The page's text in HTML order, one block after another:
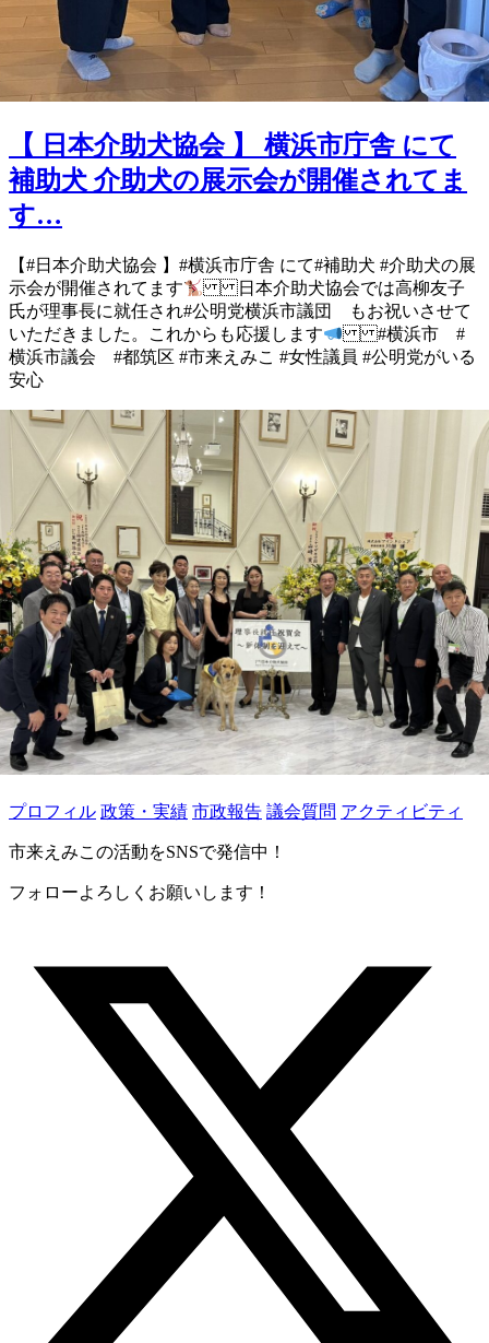
【 日本介助犬協会 】 横浜市庁舎 にて
補助犬 介助犬の展示会が開催されてま
す…
【#日本介助犬協会 】 #横浜市庁舎 にて #補助犬 #介助犬 の展
示会が開催されてます
日本介助犬協会では高柳友子
氏が 理事長に就任され #公明党横浜市議団 も お祝いさせて
いただきました。 これからも応援します
#横浜市 #
横浜市議会 #都筑区 #市来えみこ #女性議員 #公明党がいる
安心
プロフィル 政策・実績 市政報告 議会質問 アクティビティ
市来えみこの活動をSNSで発信中！
フォローよろしくお願いします！